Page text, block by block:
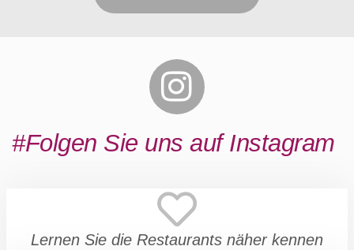
#Folgen Sie uns auf Instagram
Lernen Sie die Restaurants näher kennen